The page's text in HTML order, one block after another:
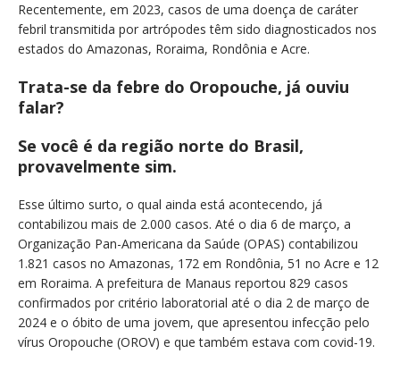
Recentemente, em 2023, casos de uma doença de caráter
febril transmitida por artrópodes têm sido diagnosticados nos
estados do Amazonas, Roraima, Rondônia e Acre.
Trata-se da febre do Oropouche, já ouviu
falar?
Se você é da região norte do Brasil,
provavelmente sim.
Esse último surto, o qual ainda está acontecendo, já
contabilizou mais de 2.000 casos. Até o dia 6 de março, a
Organização Pan-Americana da Saúde (OPAS) contabilizou
1.821 casos no Amazonas, 172 em Rondônia, 51 no Acre e 12
em Roraima. A prefeitura de Manaus reportou 829 casos
confirmados por critério laboratorial até o dia 2 de março de
2024 e o óbito de uma jovem, que apresentou infecção pelo
vírus Oropouche (OROV) e que também estava com covid-19.